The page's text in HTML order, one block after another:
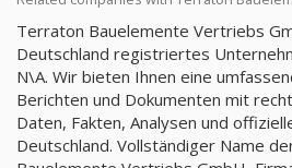
Terraton Bauelemente Vertriebs
Deutschland registriertes
N\A. Wir bieten Ihnen eine
Berichten und Dokumenten mit
Daten, Fakten, Analysen und
Deutschland. Vollständiger Name